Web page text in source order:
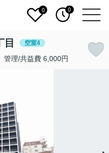
0 0
目 空室4
管理/共益費 6,000円